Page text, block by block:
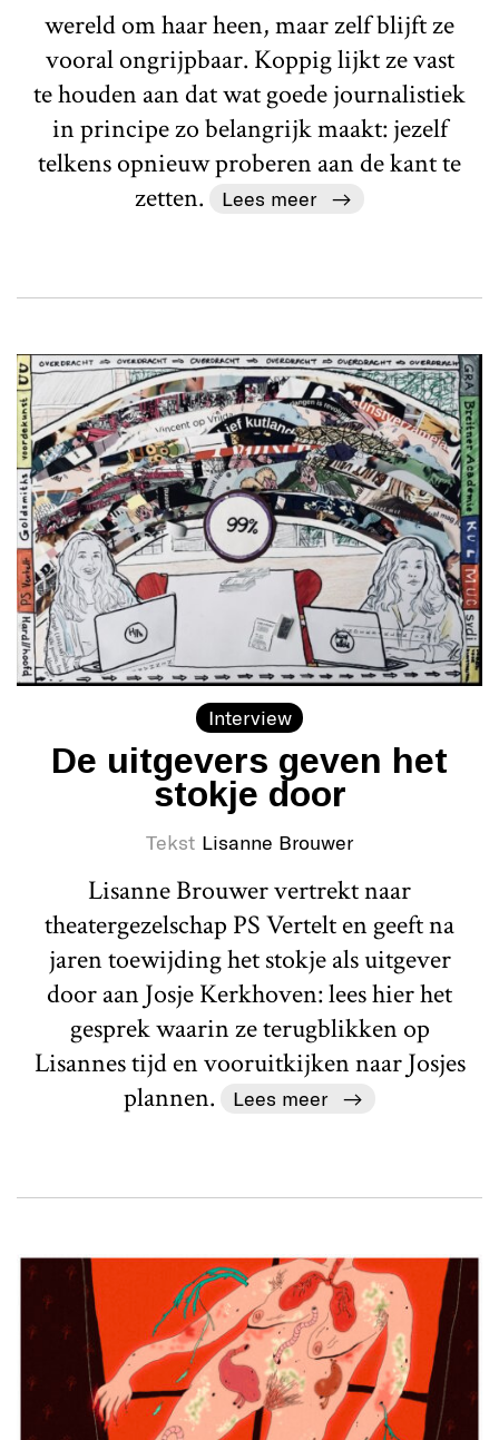
wereld om haar heen, maar zelf blijft ze
vooral ongrijpbaar. Koppig lijkt ze vast
te houden aan dat wat goede journalistiek
in principe zo belangrijk maakt: jezelf
telkens opnieuw proberen aan de kant te
zetten.
Lees meer
Interview
De uitgevers geven het
stokje door
Tekst Lisanne Brouwer
Lisanne Brouwer vertrekt naar
theatergezelschap PS Vertelt en geeft na
jaren toewijding het stokje als uitgever
door aan Josje Kerkhoven: lees hier het
gesprek waarin ze terugblikken op
Lisannes tijd en vooruitkijken naar Josjes
plannen.
Lees meer